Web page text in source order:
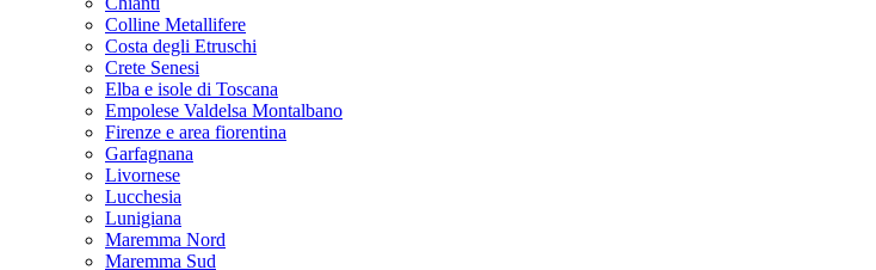
Colline Metallifere
Costa degli Etruschi
Crete Senesi
Elba e isole di Toscana
Empolese Valdelsa Montalbano
Firenze e area fiorentina
Garfagnana
Livornese
Lucchesia
Lunigiana
Maremma Nord
Maremma Sud